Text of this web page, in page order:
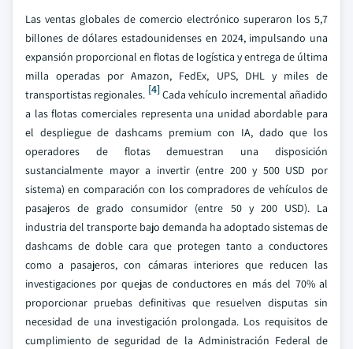
Las ventas globales de comercio electrónico superaron los 5,7
billones de dólares estadounidenses en 2024, impulsando una
expansión proporcional en flotas de logística y entrega de última
milla operadas por Amazon, FedEx, UPS, DHL y miles de
transportistas regionales. [4]Cada vehículo incremental añadido
a las flotas comerciales representa una unidad abordable para
el despliegue de dashcams premium con IA, dado que los
operadores de flotas demuestran una disposición
sustancialmente mayor a invertir (entre 200 y 500 USD por
sistema) en comparación con los compradores de vehículos de
pasajeros de grado consumidor (entre 50 y 200 USD). La
industria del transporte bajo demanda ha adoptado sistemas de
dashcams de doble cara que protegen tanto a conductores
como a pasajeros, con cámaras interiores que reducen las
investigaciones por quejas de conductores en más del 70% al
proporcionar pruebas definitivas que resuelven disputas sin
necesidad de una investigación prolongada. Los requisitos de
cumplimiento de seguridad de la Administración Federal de